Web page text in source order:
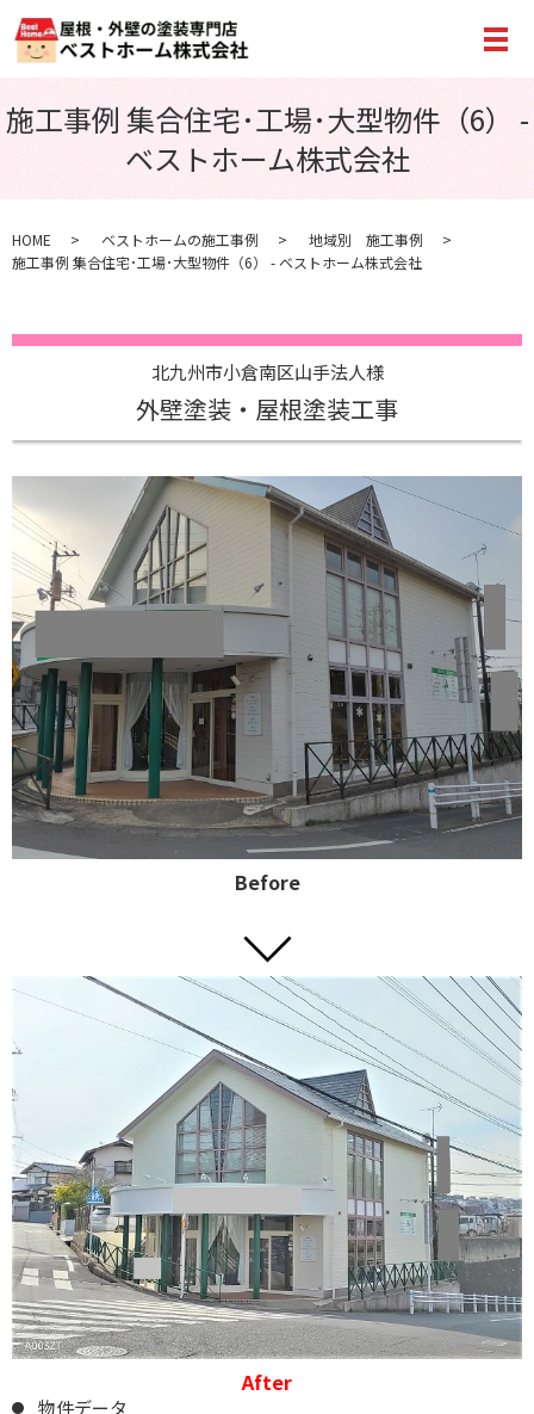
メ
施工事例 集合住宅･工場･大型物件（6） -
ベストホーム株式会社
HOME ベストホームの施工事例
地域別 施工事例
施工事例 集合住宅･工場･大型物件（6） - ベストホーム株式会社
北九州市小倉南区山手法人様
外壁塗装・屋根塗装工事
Before
After
物件データ